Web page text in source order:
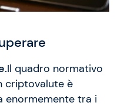
Il quadro normativo
criptovalute è
enormemente tra i